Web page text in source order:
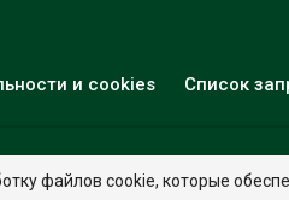
и cookies Список
файлов cookie, которые